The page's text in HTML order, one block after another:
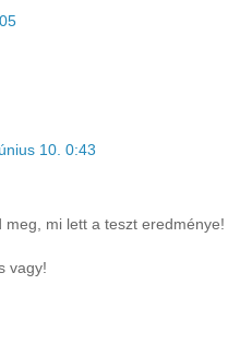
10. 0:43
mi lett a teszt eredménye!
vagy!